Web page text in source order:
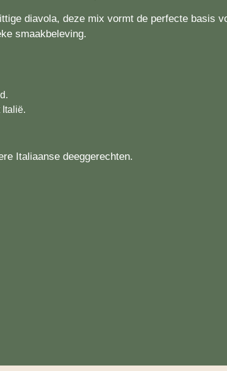
diavola, deze mix vormt de perfecte basis
smaakbeleving.
Italiaanse deeggerechten.